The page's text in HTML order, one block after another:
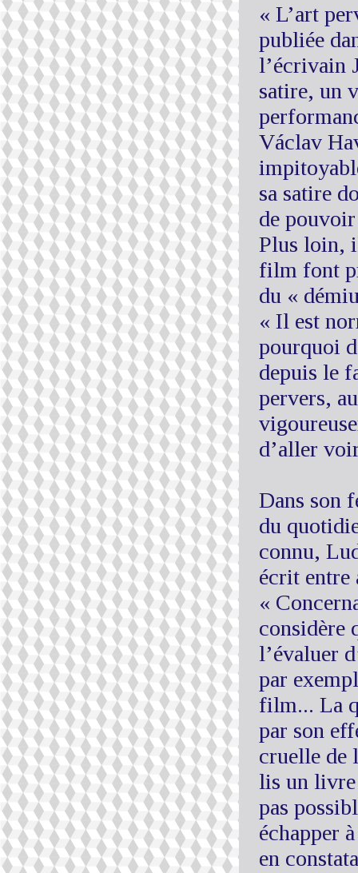
« L’art
publiée
l’écrivain
satire, un
Václav
sa satire
de
Plus loin,
film font
du «
« Il est
pourquoi
depuis le
pervers,
d’aller
Dans son
du
connu,
écrit entre
«
considère
l’évaluer
par
film... La
par son
cruelle de
lis un livre
pas
échapper
en